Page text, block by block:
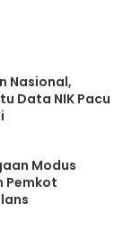
Nasional,
Data NIK Pacu
Modus
Pemkot